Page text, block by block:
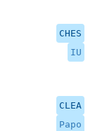
CHES
IU
CLEA
Papo